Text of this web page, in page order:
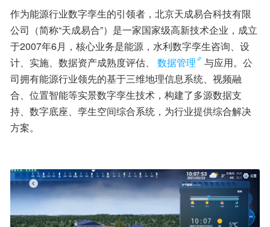
作为能源行业数字孪生的引领者，北京天成易合科技有限
公司（简称“天成易合”）是一家国家级高新技术企业，成立
于2007年6月，核心业务是能源，水利数字孪生咨询、设
计、实施、数据资产成熟度评估、
数据管理
与应用。公
司拥有能源行业领先的基于三维地理信息系统、视频融
合、位置智能等实景数字孪生技术，构建了多源数据支
持、数字底座、孪生空间综合系统，为行业提供综合解决
方案。